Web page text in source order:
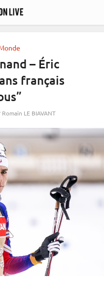
– Éric
français
Romain LE BIAVANT